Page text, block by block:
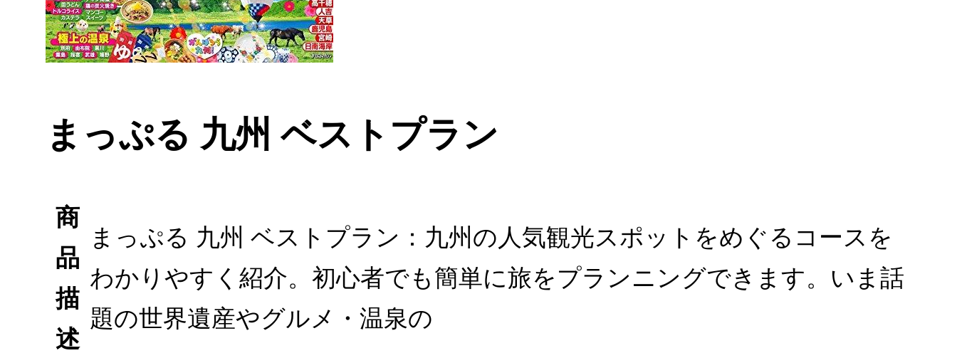
まっぷる 九州 ベストプラン
商
品
描
述
まっぷる 九州 ベストプラン：九州の人気観光スポットをめぐるコースを
わかりやすく紹介。初心者でも簡単に旅をプランニングできます。いま話
題の世界遺産やグルメ・温泉の